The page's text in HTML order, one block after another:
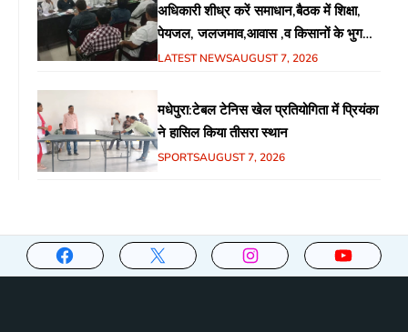
अधिकारी शीध्र करें समाधान,बैठक में शिक्षा,
पेयजल, जलजमाव,आवास ,व किसानों के भुगतान
का उठा मुद्दा
LATEST NEWSAUGUST 7, 2026
मधेपुरा:टेबल टेनिस खेल प्रतियोगिता में प्रियंका
ने हासिल किया तीसरा स्थान
SPORTSAUGUST 7, 2026